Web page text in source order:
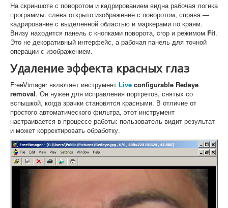
На скриншоте с поворотом и кадрированием видна рабочая логика
программы: слева открыто изображение с поворотом, справа —
кадрирование с выделенной областью и маркерами по краям.
Внизу находится панель с кнопками поворота, crop и режимом Fit.
Это не декоративный интерфейс, а рабочая панель для точной
операции с изображением.
Удаление эффекта красных глаз
FreeVimager включает инструмент Live configurable Redeye
removal. Он нужен для исправления портретов, снятых со
вспышкой, когда зрачки становятся красными. В отличие от
простого автоматического фильтра, этот инструмент
настраивается в процессе работы: пользователь видит результат
и может корректировать обработку.